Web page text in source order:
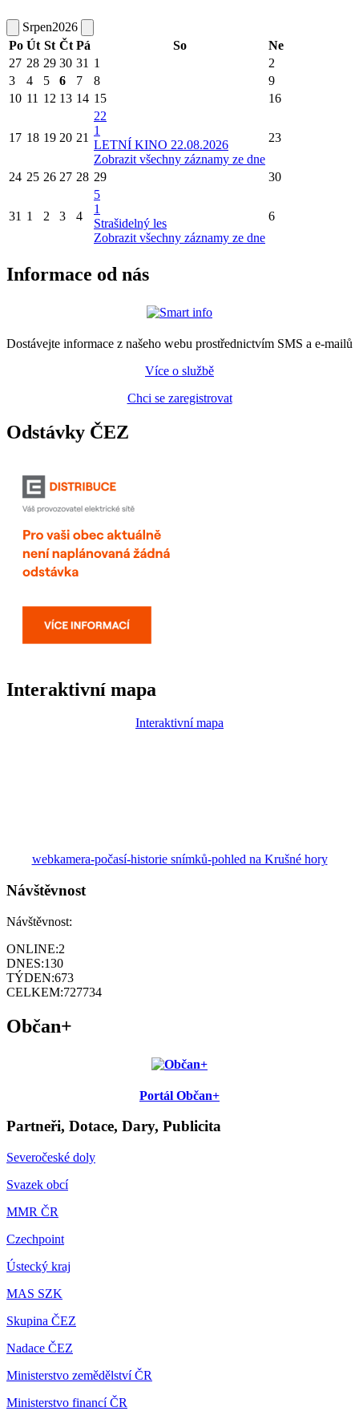
Srpen2026
Po Út St Čt Pá So
Ne
27 28 29 30 31 1
2
3
4 5 6 7 8
9
10 11 12 13 14 15 16
17 18 19 20 21
22
1
LETNÍ KINO 22.08.2026
Zobrazit všechny záznamy ze dne
23
24 25 26 27 28 29 30
31 1 2 3 4
5
1
Strašidelný les
Zobrazit všechny záznamy ze dne
6
Informace od nás
Dostávejte informace z našeho webu prostřednictvím SMS a e-mailů
Více o službě
Chci se zaregistrovat
Odstávky ČEZ
Interaktivní mapa
Interaktivní mapa
webkamera-počasí-historie snímků-pohled na Krušné hory
Návštěvnost
Návštěvnost:
ONLINE:2
DNES:130
TÝDEN:673
CELKEM:727734
Občan+
Portál Občan+
Partneři, Dotace, Dary, Publicita
Severočeské doly
Svazek obcí
MMR ČR
Czechpoint
Ústecký kraj
MAS SZK
Skupina ČEZ
Nadace ČEZ
Ministerstvo zemědělství ČR
Ministerstvo financí ČR